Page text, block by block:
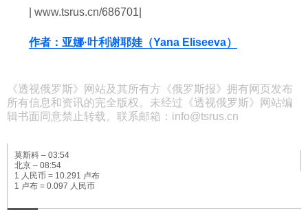
| www.tsrus.cn/686701|
作者：亚娜·叶利谢耶娃（Yana Eliseeva）
《透视俄罗斯》网站及其所有方《俄罗斯报》拥有网页发布
所有信息和资讯的完全版权。未经过《透视俄罗斯》网站编
辑书面同意禁止转载。联系邮箱：info@tsrus.cn
莫斯科 – 03:54
北京 – 08:54
1 人民币 = 10.291 卢布
1 卢布 = 0.097 人民币